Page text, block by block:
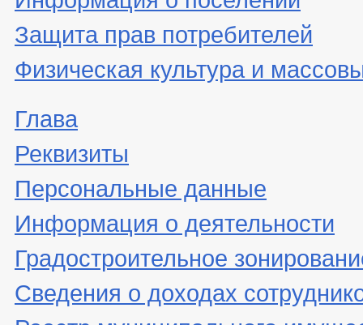
Защита прав потребителей
Физическая культура и
Глава
Реквизиты
Персональные данные
Информация о деятельности
Градостроительное
Сведения о доходах